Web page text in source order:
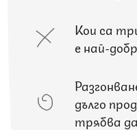
Кои са
е най-
дълго
трябва